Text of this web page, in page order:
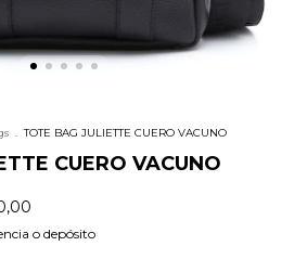
. TOTE BAG JULIETTE CUERO VACUNO
CUERO VACUNO
o depósito